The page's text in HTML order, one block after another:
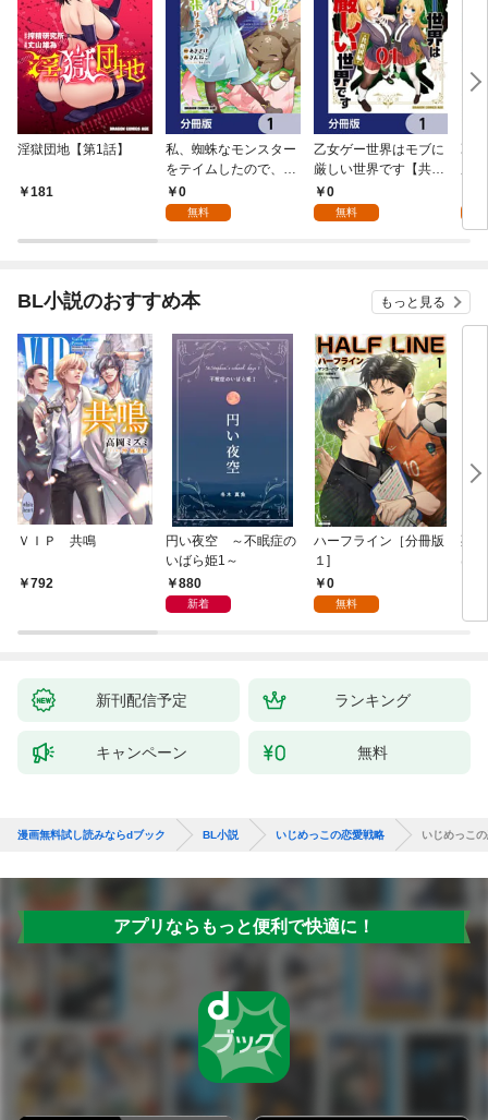
淫獄団地【第1話】
181
私、蜘蛛なモンスター
をテイムしたので、ス
パイダーシルクで裁縫
を頑張ります！【分冊
0
無料
乙女ゲー世界はモブに
厳しい世界です【共和
国編】【分冊版】 1
0
無料
乙
BL小説のおすすめ本 もっと見る
ＶＩＰ 共鳴
792
円い夜空 ～不眠症の
いばら姫1～
880
新着
ハーフライン［分冊版
１]
0
無料
死
は
新刊配信予定 ランキング
キャンペーン 無料
漫画無料試し読みならdブック BL小説 いじめっこの恋愛戦略 いじめっこ
アプリならもっと便利で快適に！